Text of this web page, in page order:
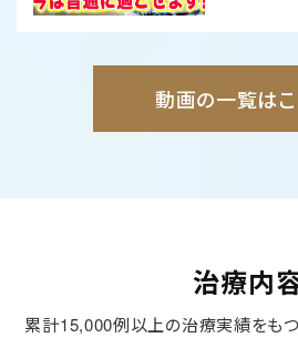
動画の一覧はこ
治療内
累計15,000例以上の治療実績をも